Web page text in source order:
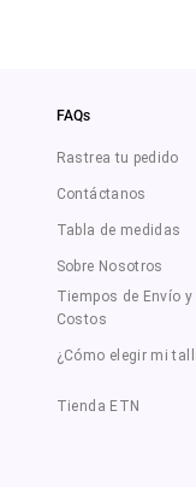
FAQs
Rastrea tu pedido
Contáctanos
Tabla de medidas
Sobre Nosotros
Tiempos de Envío y
Costos
¿Cómo elegir mi
Tienda ETN